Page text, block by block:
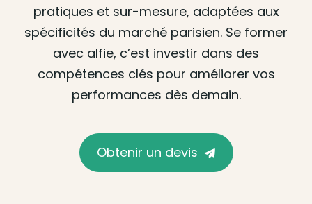
pratiques et sur-mesure, adaptées aux
spécificités du marché parisien. Se former
avec alfie, c’est investir dans des
compétences clés pour améliorer vos
performances dès demain.
Obtenir un devis